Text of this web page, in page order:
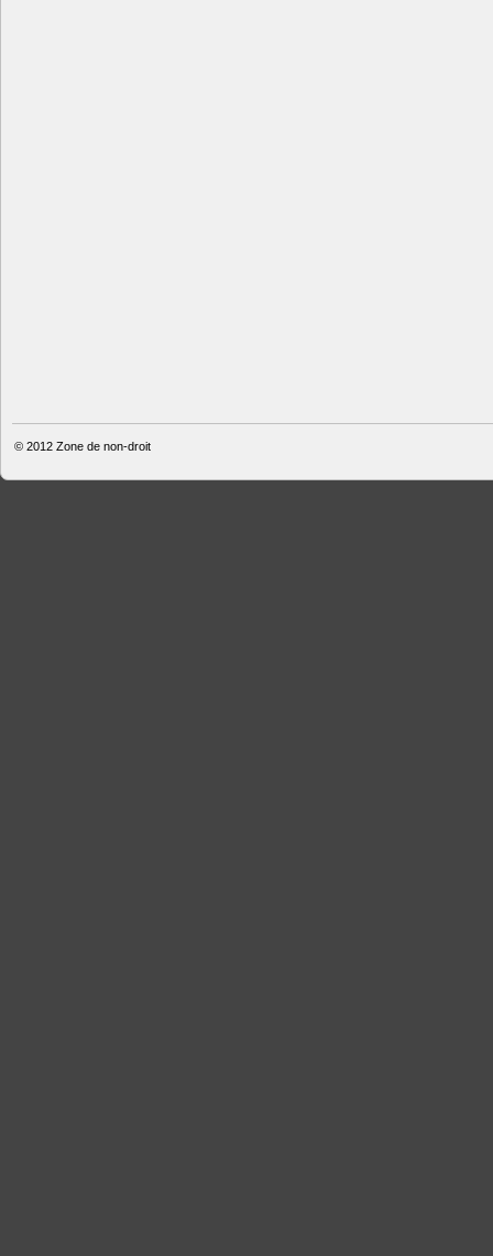
© 2012 Zone de non-droit